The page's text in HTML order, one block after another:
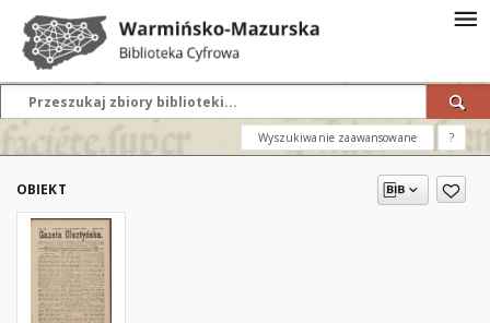
Wyszukiwanie zaawansowane ?
OBIEKT